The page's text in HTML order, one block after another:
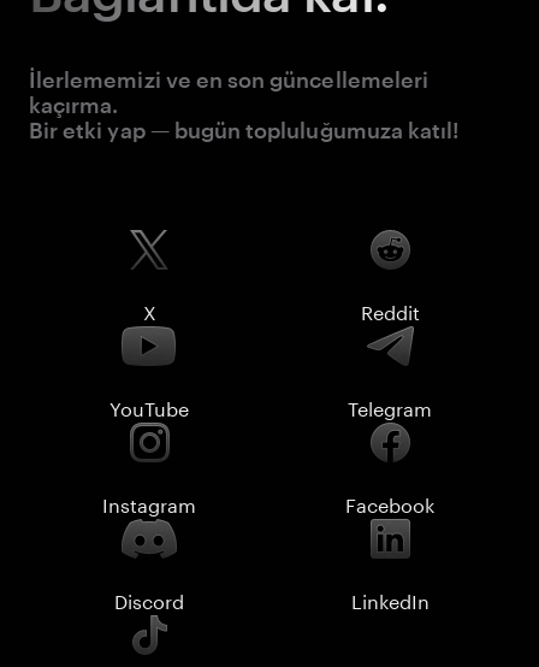
İlerlememizi ve en son güncellemeleri
kaçırma.
Bir etki yap — bugün topluluğumuza katıl!
X Reddit
YouTube Telegram
Instagram Facebook
Discord LinkedIn